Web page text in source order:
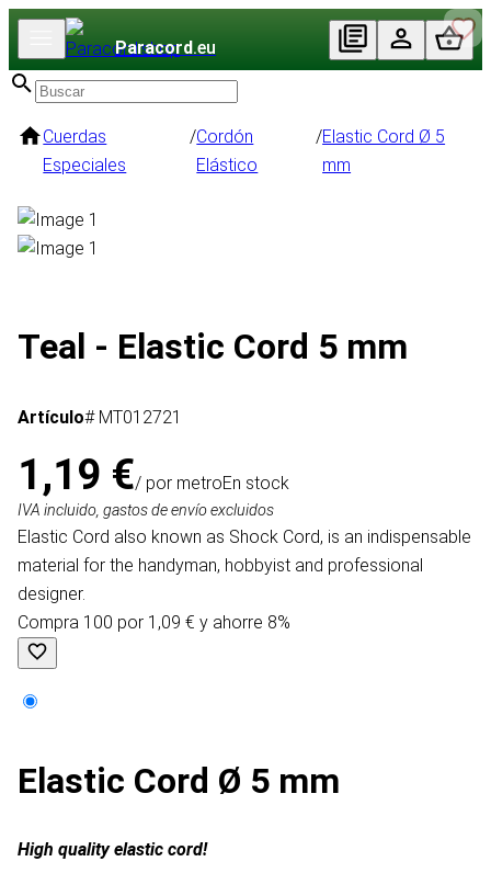
Paracord.eu
Cuerdas
Especiales
/Cordón
Elástico
/Elastic Cord Ø 5
mm
Teal - Elastic Cord 5 mm
Artículo# MT012721
1,19 €/ por metroEn stock
IVA incluido, gastos de envío excluidos
Elastic Cord also known as Shock Cord, is an indispensable
material for the handyman, hobbyist and professional
designer.
Compra 100 por 1,09 € y ahorre 8%
Elastic Cord Ø 5 mm
High quality elastic cord!